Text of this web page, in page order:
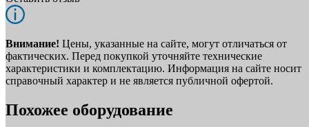
Внимание! Цены, указанные на сайте, могут отличаться от
фактических. Перед покупкой уточняйте технические
характеристики и комплектацию. Информация на сайте носит
справочный характер и не является публичной офертой.
Похожее оборудование